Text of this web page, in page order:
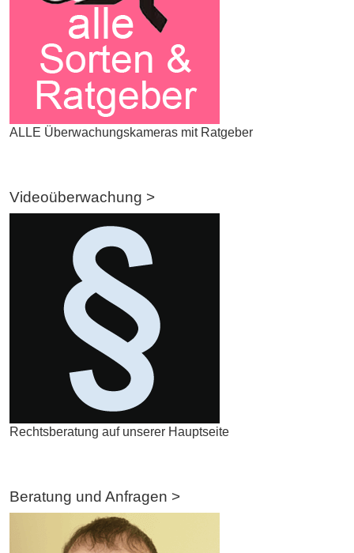
ALLE Überwachungskameras mit Ratgeber
Videoüberwachung >
Rechtsberatung auf unserer Hauptseite
Beratung und Anfragen >